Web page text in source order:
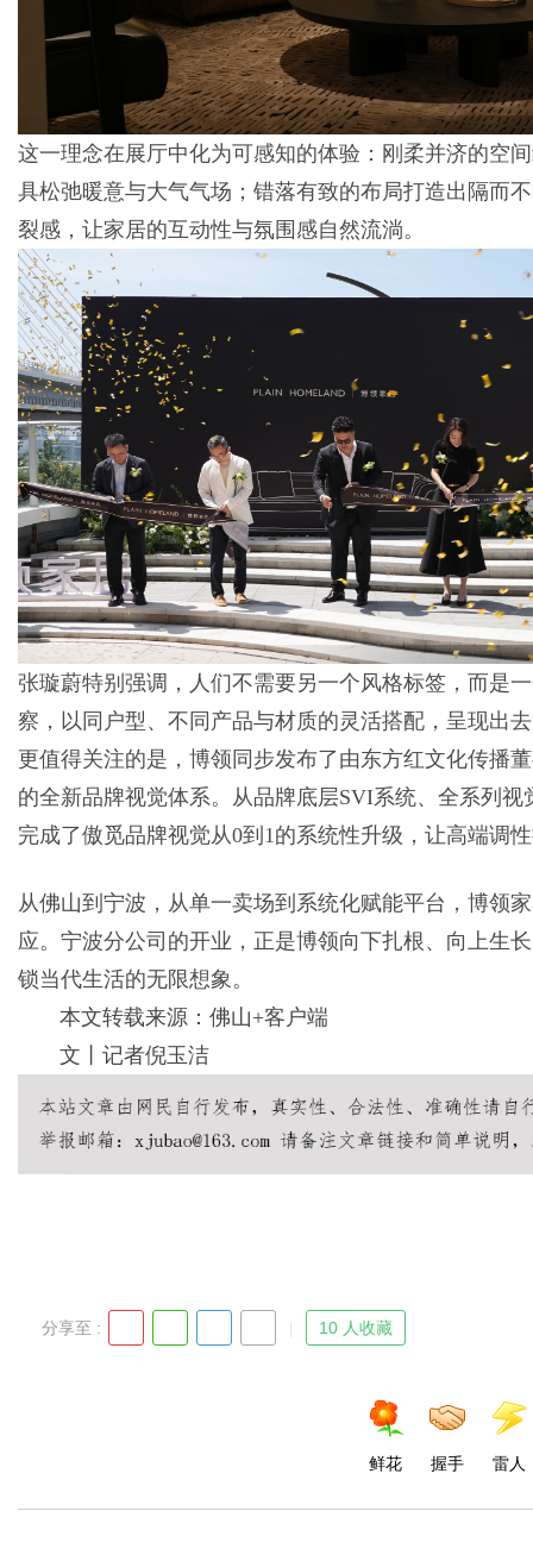
这一理念在展厅中化为可感知的体验：刚柔并济的空
具松弛暖意与大气气场；错落有致的布局打造出隔而
裂感，让家居的互动性与氛围感自然流淌。
张璇蔚特别强调，人们不需要另一个风格标签，而是
察，以同户型、不同产品与材质的灵活搭配，呈现出
更值得关注的是，博领同步发布了由东方红文化传播
的全新品牌视觉体系。从品牌底层SVI系统、全系列
完成了傲觅品牌视觉从0到1的系统性升级，让高端调
从佛山到宁波，从单一卖场到系统化赋能平台，博领
应。宁波分公司的开业，正是博领向下扎根、向上生
锁当代生活的无限想象。
本文转载来源：佛山+客户端
文丨记者倪玉洁
分享至 : 10 人收藏
鲜花 握手 雷人